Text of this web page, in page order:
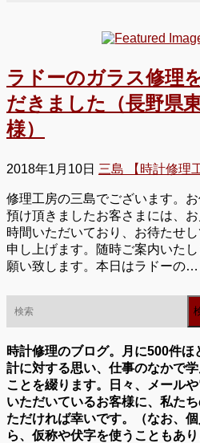
ラドーのガラス修理
だきました（長野県
様）
2018年1月10日 三島 【時計修理
修理工房の三島でございます。
預け頂きましたお客さまには、
時間いただいており、お待たせ
申し上げます。随時ご案内いた
願い致します。本日はラドーの…
時計修理のブログ。月に500件ほ
計に対する思い、仕事のなかで
ことを綴ります。日々、メール
いただいているお客様に、私た
ただければ幸いです。（なお、
ら、仮称や伏字を使うこともあ